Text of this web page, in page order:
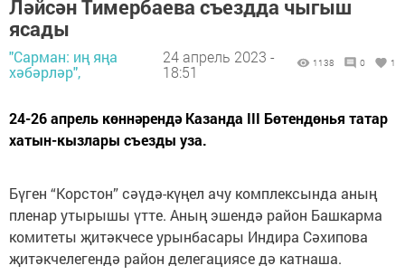
Ләйсән Тимербаева съездда чыгыш
ясады
"Сарман: иң яңа
хәбәрләр",
24 апрель 2023 -
18:51
1138 0 1
24-26 апрель көннәрендә Казанда III Бөтендөнья татар
хатын-кызлары съезды уза.
Бүген “Корстон” сәүдә-күңел ачу комплексында аның
пленар утырышы үтте. Аның эшендә район Башкарма
комитеты җитәкчесе урынбасары Индира Сәхипова
җитәкчелегендә район делегациясе дә катнаша.